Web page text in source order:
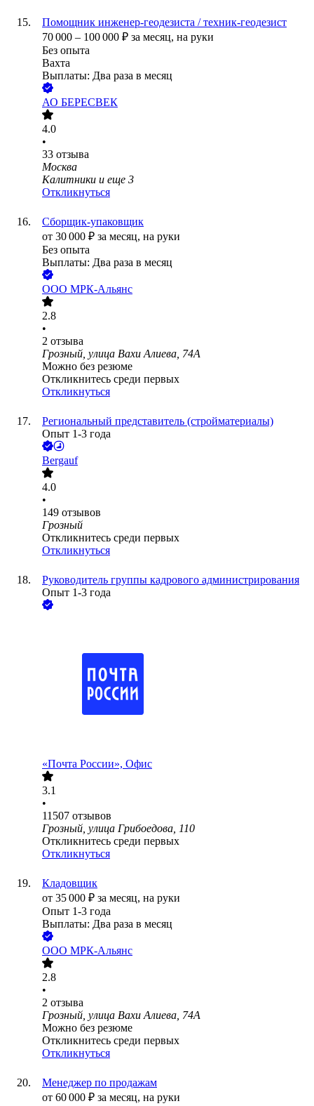
Помощник инженер-геодезиста / техник-геодезист
70 000 – 100 000 ₽ за месяц, на руки
Без опыта
Вахта
Выплаты: Два раза в месяц
АО БЕРЕСВЕК
4.0
•
33 отзыва
Москва
Калитники и еще 3
Откликнуться
Сборщик-упаковщик
от 30 000 ₽ за месяц, на руки
Без опыта
Выплаты: Два раза в месяц
ООО МРК-Альянс
2.8
•
2 отзыва
Грозный, улица Вахи Алиева, 74А
Можно без резюме
Откликнитесь среди первых
Откликнуться
Региональный представитель (стройматериалы)
Опыт 1-3 года
Bergauf
4.0
•
149 отзывов
Грозный
Откликнитесь среди первых
Откликнуться
Руководитель группы кадрового администрирования
Опыт 1-3 года
«Почта России», Офис
3.1
•
11507 отзывов
Грозный, улица Грибоедова, 110
Откликнитесь среди первых
Откликнуться
Кладовщик
от 35 000 ₽ за месяц, на руки
Опыт 1-3 года
Выплаты: Два раза в месяц
ООО МРК-Альянс
2.8
•
2 отзыва
Грозный, улица Вахи Алиева, 74А
Можно без резюме
Откликнитесь среди первых
Откликнуться
Менеджер по продажам
от 60 000 ₽ за месяц, на руки